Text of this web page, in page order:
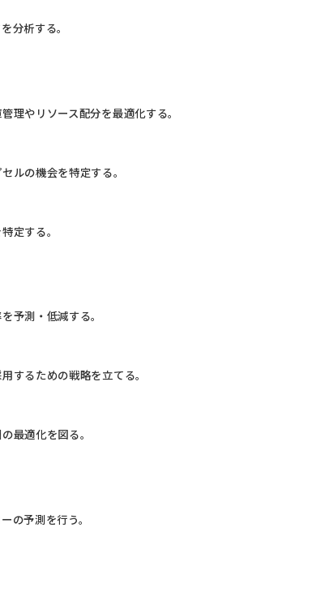
分析する。
理やリソース配分を最適化する。
ルの機会を特定する。
定する。
予測・低減する。
するための戦略を立てる。
最適化を図る。
の予測を行う。